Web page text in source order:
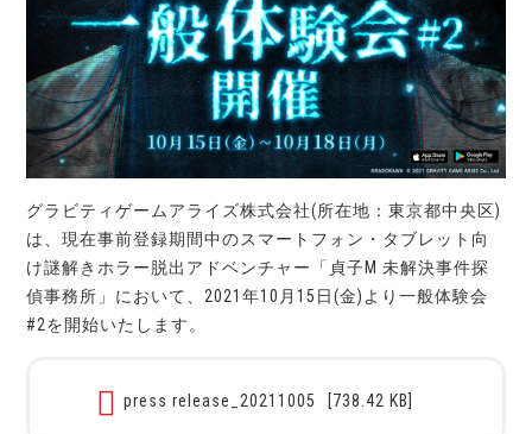
グラビティゲームアライズ株式会社(所在地：東京都中央区)
は、現在事前登録期間中のスマートフォン・タブレット向
け謎解きホラー脱出アドベンチャー「貞子M 未解決事件探
偵事務所」において、2021年10月15日(金)より一般体験会
#2を開始いたします。
press release_20211005 [738.42 KB]